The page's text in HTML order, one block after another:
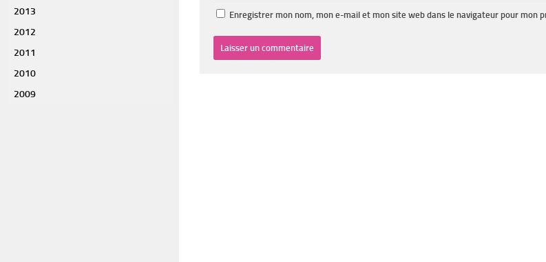
Enregistrer mon nom, mon e-mail et mon site web dans le navigateur pour mon
2013
2012
2011
2010
2009